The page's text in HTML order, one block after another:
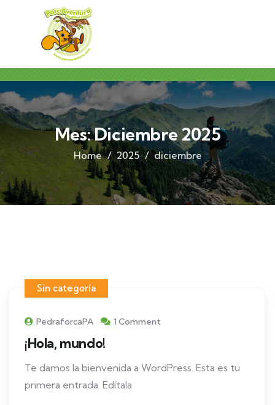
Mes:Diciembre 2025
Home 2025 diciembre
Sin categoría
PedraforcaPA 1 Comment
¡Hola, mundo!
Te damos la bienvenida a WordPress. Esta es tu
primera entrada. Edítala